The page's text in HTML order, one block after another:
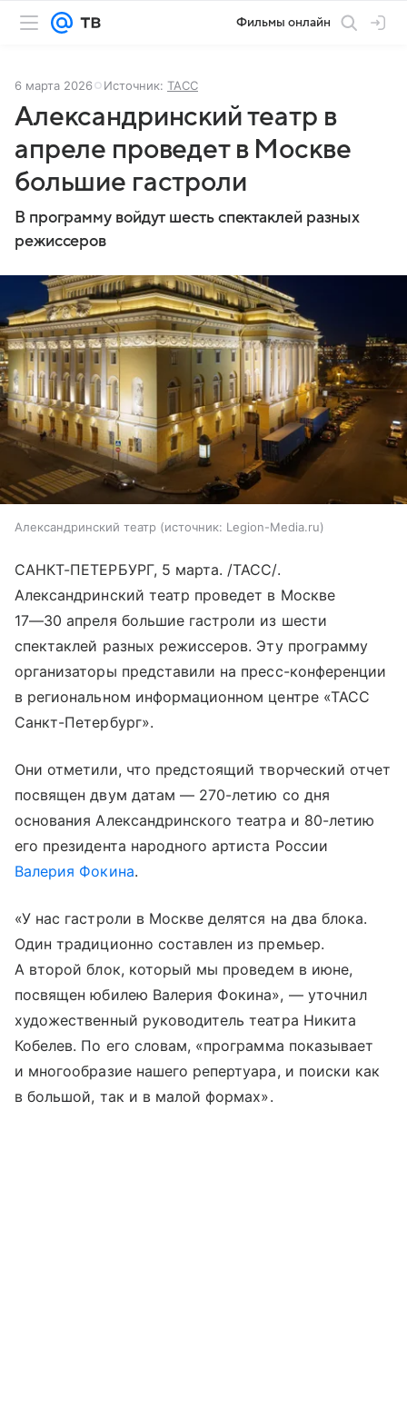
Фильмы онлайн
6 марта 2026 Источник: ТАСС
Александринский театр в
апреле проведет в Москве
большие гастроли
В программу войдут шесть спектаклей разных
режиссеров
Александринский театр источник: Legion-Media.ru
САНКТ-ПЕТЕРБУРГ, 5 марта. /ТАСС/.
Александринский театр проведет в Москве
17—30 апреля большие гастроли из шести
спектаклей разных режиссеров. Эту программу
организаторы представили на пресс-конференции
в региональном информационном центре «ТАСС
Санкт-Петербург».
Они отметили, что предстоящий творческий отчет
посвящен двум датам — 270-летию со дня
основания Александринского театра и 80-летию
его президента народного артиста России
Валерия Фокина.
«У нас гастроли в Москве делятся на два блока.
Один традиционно составлен из премьер.
А второй блок, который мы проведем в июне,
посвящен юбилею Валерия Фокина», — уточнил
художественный руководитель театра Никита
Кобелев. По его словам, «программа показывает
и многообразие нашего репертуара, и поиски как
в большой, так и в малой формах».